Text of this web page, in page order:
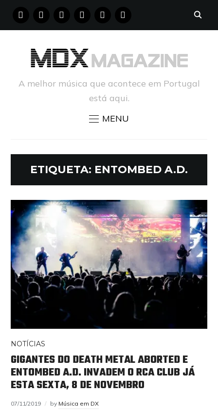
FACEBOOKINSTAGRAM
YOUTUBE PINTERESTTUMBLR
A melhor música que acontece em Portugal
está aqui.
MENU
ETIQUETA: ENTOMBED A.D.
NOTÍCIAS
GIGANTES DO DEATH METAL ABORTED E
ENTOMBED A.D. INVADEM O RCA CLUB JÁ
ESTA SEXTA, 8 DE NOVEMBRO
07/11/2019 by Música em DX